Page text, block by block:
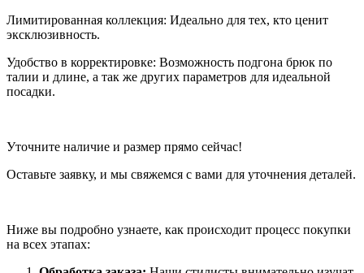
Лимитированная коллекция: Идеально для тех, кто ценит
эксклюзивность.
Удобство в корректировке: Возможность подгона брюк по
талии и длине, а так же других параметров для идеальной
посадки.
Уточните наличие и размер прямо сейчас!
Оставьте заявку, и мы свяжемся с вами для уточнения деталей.
Ниже вы подробно узнаете, как происходит процесс покупки
на всех этапах: